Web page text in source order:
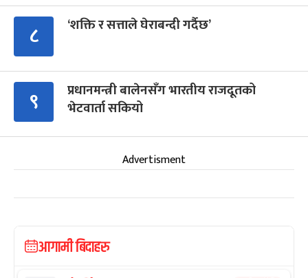
८ ‘शक्ति र सत्ताले घेराबन्दी गर्दैछ’
९
प्रधानमन्त्री बालेनसँग भारतीय राजदूतको
भेटवार्ता सकियो
Advertisment
आगामी बिदाहरु